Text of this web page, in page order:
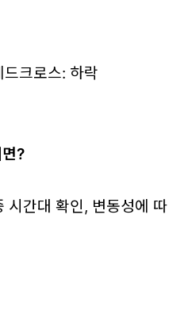
크로스: 하락
?
시간대 확인, 변동성에 따